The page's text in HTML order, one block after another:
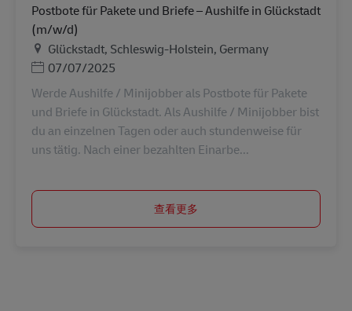
Postbote für Pakete und Briefe – Aushilfe in Glückstadt
(m/w/d)
地点Glückstadt, Schleswig-Holstein, Germany
Posted Date
07/07/2025
Werde Aushilfe / Minijobber als Postbote für Pakete
und Briefe in Glückstadt. Als Aushilfe / Minijobber bist
du an einzelnen Tagen oder auch stundenweise für
uns tätig. Nach einer bezahlten Einarbe...
查看更多